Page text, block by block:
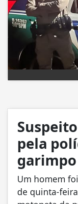
pela
Um homem
de quinta-